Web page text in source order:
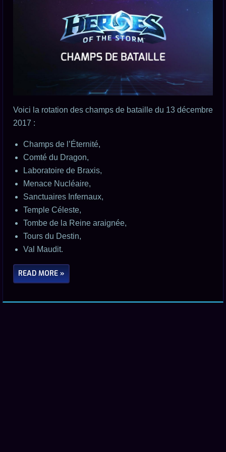
Voici la rotation des champs de bataille du 13 décembre
2017 :
Champs de l’Éternité,
Comté du Dragon,
Laboratoire de Braxis,
Menace Nucléaire,
Sanctuaires Infernaux,
Temple Céleste,
Tombe de la Reine araignée,
Tours du Destin,
Val Maudit.
READ MORE »